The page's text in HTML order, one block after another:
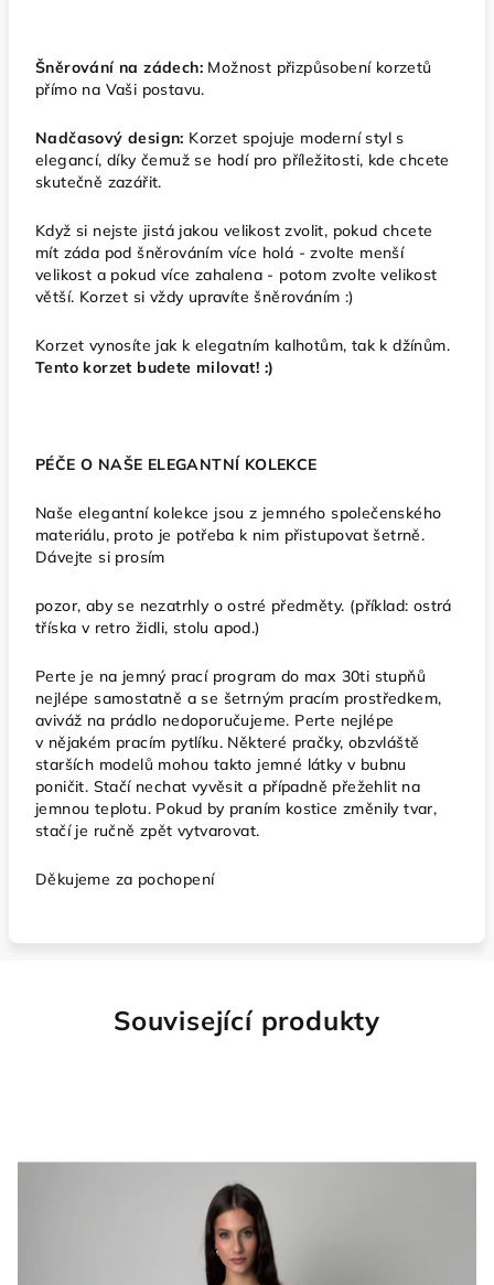
Šněrování na zádech: Možnost přizpůsobení korzetů
přímo na Vaši postavu.
Nadčasový design: Korzet spojuje moderní styl s
elegancí, díky čemuž se hodí pro příležitosti, kde chcete
skutečně zazářit.
Když si nejste jistá jakou velikost zvolit, pokud chcete
mít záda pod šněrováním více holá - zvolte menší
velikost a pokud více zahalena - potom zvolte velikost
větší. Korzet si vždy upravíte šněrováním :)
Korzet vynosíte jak k elegatním kalhotům, tak k džínům.
Tento korzet budete milovat! :)
PÉČE O NAŠE ELEGANTNÍ KOLEKCE
Naše elegantní kolekce jsou z jemného společenského
materiálu, proto je potřeba k nim přistupovat šetrně.
Dávejte si prosím
pozor, aby se nezatrhly o ostré předměty. (příklad: ostrá
tříska v retro židli, stolu apod.)
Perte je na jemný prací program do max 30ti stupňů
nejlépe samostatně a se šetrným pracím prostředkem,
aviváž na prádlo nedoporučujeme. Perte nejlépe
v nějakém pracím pytlíku. Některé pračky, obzvláště
starších modelů mohou takto jemné látky v bubnu
poničit. Stačí nechat vyvěsit a případně přežehlit na
jemnou teplotu. Pokud by praním kostice změnily tvar,
stačí je ručně zpět vytvarovat.
Děkujeme za pochopení
Související produkty